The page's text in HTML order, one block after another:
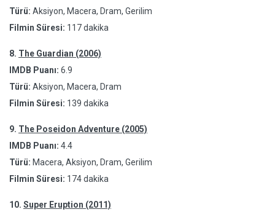
Türü: Aksiyon, Macera, Dram, Gerilim
Filmin Süresi: 117 dakika
8. The Guardian (2006)
IMDB Puanı: 6.9
Türü: Aksiyon, Macera, Dram
Filmin Süresi: 139 dakika
9. The Poseidon Adventure (2005)
IMDB Puanı: 4.4
Türü: Macera, Aksiyon, Dram, Gerilim
Filmin Süresi: 174 dakika
10. Super Eruption (2011)